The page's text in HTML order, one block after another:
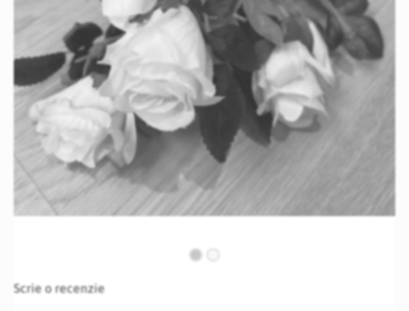
to
Scrie o recenzie